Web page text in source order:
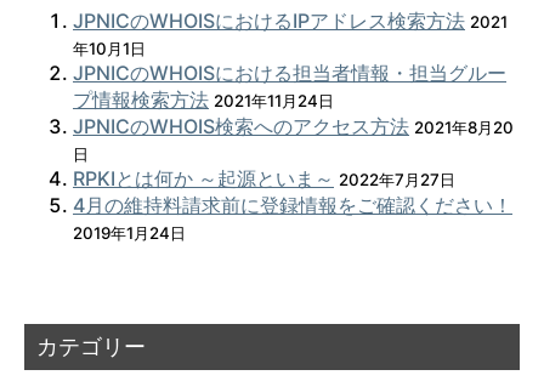
JPNICのWHOISにおけるIPアドレス検索方法 2021
年10月1日
JPNICのWHOISにおける担当者情報・担当グルー
プ情報検索方法 2021年11月24日
JPNICのWHOIS検索へのアクセス方法 2021年8月20
日
RPKIとは何か ～起源といま～ 2022年7月27日
4月の維持料請求前に登録情報をご確認ください！
2019年1月24日
カテゴリー